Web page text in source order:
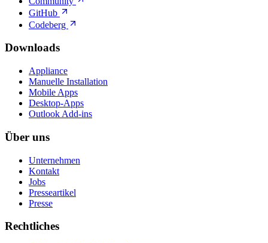
GitHub
Codeberg
Downloads
Appliance
Manuelle Installation
Mobile Apps
Desktop-Apps
Outlook Add-ins
Über uns
Unternehmen
Kontakt
Jobs
Presseartikel
Presse
Rechtliches